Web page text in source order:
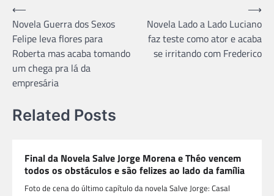
Navegação
de
Post
⟵
Novela Guerra dos Sexos
Felipe leva flores para
Roberta mas acaba tomando
um chega pra lá da
empresária
Novela Lado a Lado Luciano
faz teste como ator e acaba
se irritando com Frederico
⟶
Related Posts
Final da Novela Salve Jorge Morena e Théo vencem
todos os obstáculos e são felizes ao lado da família
Foto de cena do último capítulo da novela Salve Jorge: Casal